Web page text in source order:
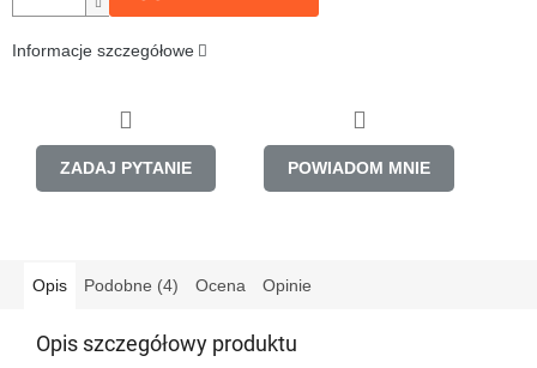
Informacje szczegółowe
ZADAJ PYTANIE POWIADOM MNIE
Opis Podobne (4) Ocena Opinie
Opis szczegółowy produktu